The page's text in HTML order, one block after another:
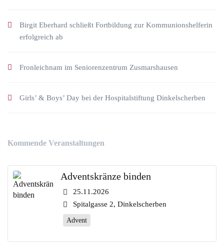
Birgit Eberhard schließt Fortbildung zur Kommunionshelferin
erfolgreich ab
Fronleichnam im Seniorenzentrum Zusmarshausen
Girls’ & Boys’ Day bei der Hospitalstiftung Dinkelscherben
Kommende Veranstaltungen
Adventskränze binden
25.11.2026
Spitalgasse 2, Dinkelscherben
Advent